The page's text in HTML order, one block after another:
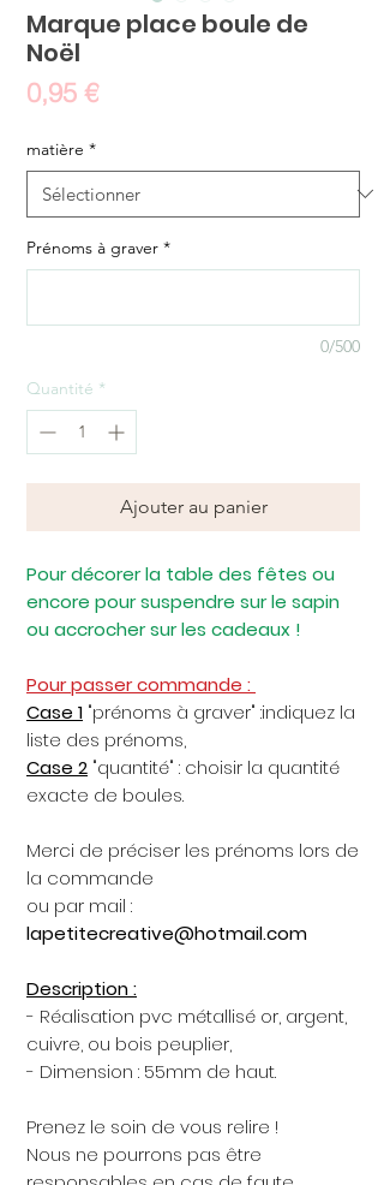
Marque place boule de
Noël
0,95 €Prix
matière *
Prénoms à graver *
0/500
Quantité *
Ajouter au panier
Pour décorer la table des fêtes ou
encore pour suspendre sur le sapin
ou accrocher sur les cadeaux !
Pour passer commande :
Case 1 "prénoms à graver" :indiquez la
liste des prénoms,
Case 2 "quantité" : choisir la quantité
exacte de boules.
Merci de préciser les prénoms lors de
la commande
ou par mail :
lapetitecreative@hotmail.com
Description :
- Réalisation pvc métallisé or, argent,
cuivre, ou bois peuplier,
- Dimension : 55mm de haut.
Prenez le soin de vous relire !
Nous ne pourrons pas être